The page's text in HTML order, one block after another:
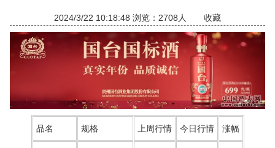
2024/3/22 10:18:48 浏览：2708人 收藏
品名 规格 上周行情 今日行情 涨幅